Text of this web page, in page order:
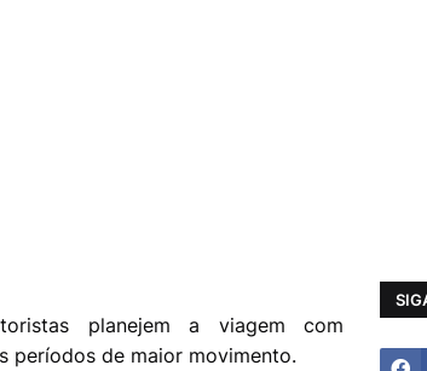
planejem a viagem com
períodos de maior movimento.